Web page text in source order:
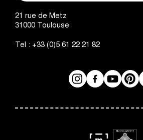
21 rue de Metz
31000 Toulouse
Tel : +33 (0)5 61 22 21 82
Réseaux
InstagramFacebookYouTube